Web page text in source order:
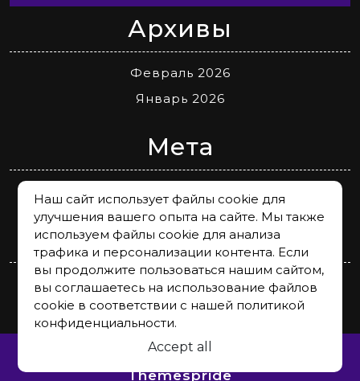
Архивы
Февраль 2026
Январь 2026
Мета
Войти
Рубрики
Магазины в Ташкенте — скидки, новые
коллекции, обзоры и новости
HR Services WordPress Theme
Themespride
Наш сайт использует файлы cookie для
улучшения вашего опыта на сайте. Мы также
используем файлы cookie для анализа
трафика и персонализации контента. Если
вы продолжите пользоваться нашим сайтом,
вы соглашаетесь на использование файлов
cookie в соответствии с нашей политикой
конфиденциальности.
Accept all